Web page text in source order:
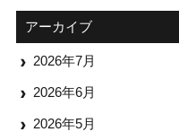
アーカイブ
2026年7月
2026年6月
2026年5月